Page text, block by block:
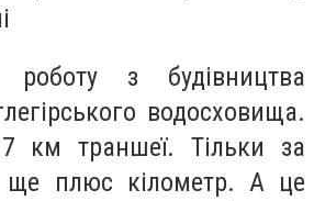
роботу з будівництва
водосховища.
км траншеї. Тільки за
ще плюс кілометр. А це